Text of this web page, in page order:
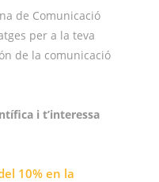
de Comunicació
per a la teva
de la comunicació
i t’interessa
10% en la